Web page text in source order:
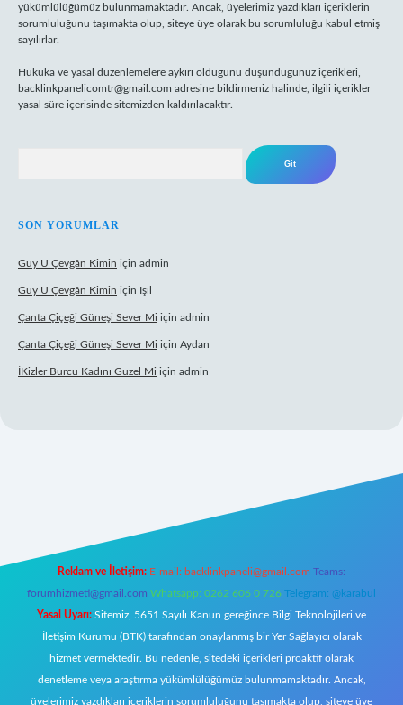
yükümlülüğümüz bulunmamaktadır. Ancak, üyelerimiz yazdıkları içeriklerin
sorumluluğunu taşımakta olup, siteye üye olarak bu sorumluluğu kabul etmiş
sayılırlar.
Hukuka ve yasal düzenlemelere aykırı olduğunu düşündüğünüz içerikleri,
backlinkpanelicomtr@gmail.com adresine bildirmeniz halinde, ilgili içerikler
yasal süre içerisinde sitemizden kaldırılacaktır.
SON YORUMLAR
Guy U Çevgân Kimin için admin
Guy U Çevgân Kimin için Işıl
Çanta Çiçeği Güneşi Sever Mi için admin
Çanta Çiçeği Güneşi Sever Mi için Aydan
İKizler Burcu Kadını Guzel Mi için admin
Reklam ve İletişim: E-mail: backlinkpaneli@gmail.com Teams:
forumhizmeti@gmail.com Whatsapp: 0262 606 0 726 Telegram: @karabul
Yasal Uyarı: Sitemiz, 5651 Sayılı Kanun gereğince Bilgi Teknolojileri ve
İletişim Kurumu (BTK) tarafından onaylanmış bir Yer Sağlayıcı olarak
hizmet vermektedir. Bu nedenle, sitedeki içerikleri proaktif olarak
denetleme veya araştırma yükümlülüğümüz bulunmamaktadır. Ancak,
üyelerimiz yazdıkları içeriklerin sorumluluğunu taşımakta olup, siteye üye